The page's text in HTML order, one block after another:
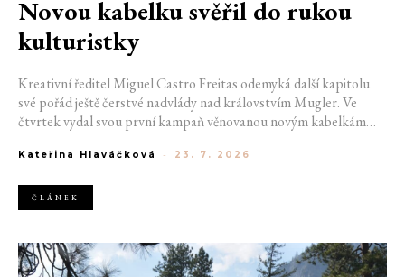
Novou kabelku svěřil do rukou
kulturistky
Kreativní ředitel Miguel Castro Freitas odemyká další kapitolu
své pořád ještě čerstvé nadvlády nad královstvím Mugler. Ve
čtvrtek vydal svou první kampaň věnovanou novým kabelkám
do módního domu dorazil. Umně mísí výrazy minulosti a dávných
Kateřina Hlaváčková - 23. 7. 2026
ČLÁNEK